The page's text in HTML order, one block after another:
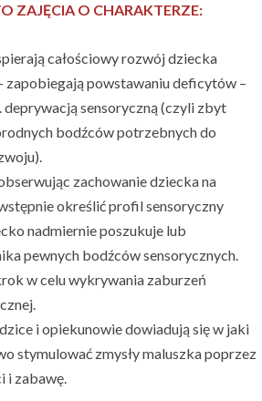
ZAJĘCIA O CHARAKTERZE:
całościowy rozwój dziecka
powstawaniu deficytów –
deprywacją sensoryczną (czyli zbyt
bodźców potrzebnych do
zachowanie dziecka na
określić profil sensoryczny
nadmiernie poszukuje lub
pewnych bodźców sensorycznych.
w celu wykrywania zaburzeń
i opiekunowie dowiadują się w jaki
stymulować zmysły maluszka poprzez
i zabawę.